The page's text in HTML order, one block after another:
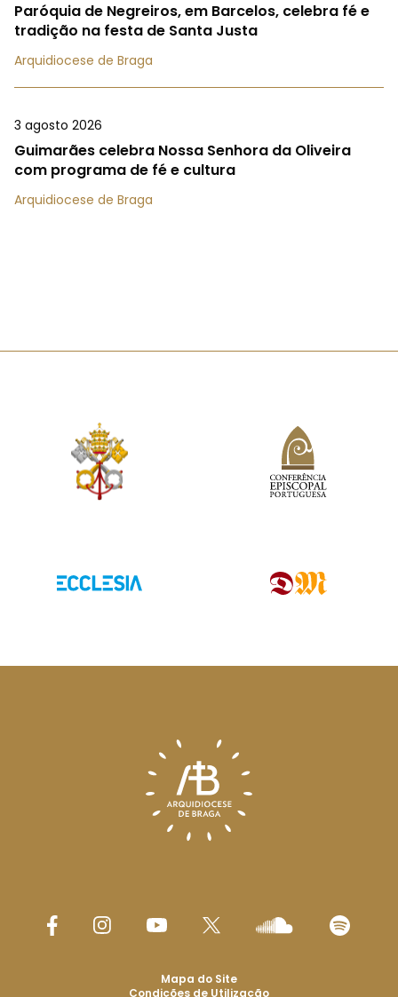
Paróquia de Negreiros, em Barcelos, celebra fé e
tradição na festa de Santa Justa
Arquidiocese de Braga
3 agosto 2026
Guimarães celebra Nossa Senhora da Oliveira
com programa de fé e cultura
Arquidiocese de Braga
Mapa do Site
Condições de Utilização